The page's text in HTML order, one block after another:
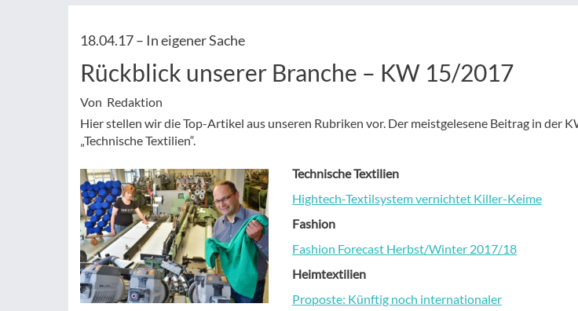
18.04.17 – In eigener Sache
Rückblick unserer Branche – KW 15/2017
Von Redaktion
Hier stellen wir die Top-Artikel aus unseren Rubriken vor. Der meistgelesene Beitrag in der
„Technische Textilien“.
Technische Textilien
Hightech-Textilsystem vernichtet Killer-Keime
Fashion
Fashion Forecast Herbst/Winter 2017/18
Heimtextilien
Proposte: Künftig noch internationaler